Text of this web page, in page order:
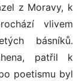
z Moravy, k
vlivem
básníků.
patřil k
poetismu byl